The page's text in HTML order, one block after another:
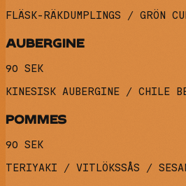
FLÄSK-RÄKDUMPLINGS / GRÖN
AUBERGINE
90 SEK
KINESISK AUBERGINE / CHILE
POMMES
90 SEK
TERIYAKI / VITLÖKSSÅS /